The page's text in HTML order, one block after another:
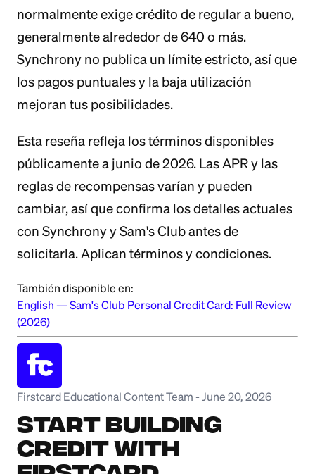
normalmente exige crédito de regular a bueno,
generalmente alrededor de 640 o más.
Synchrony no publica un límite estricto, así que
los pagos puntuales y la baja utilización
mejoran tus posibilidades.
Esta reseña refleja los términos disponibles
públicamente a junio de 2026. Las APR y las
reglas de recompensas varían y pueden
cambiar, así que confirma los detalles actuales
con Synchrony y Sam's Club antes de
solicitarla. Aplican términos y condiciones.
También disponible en:
English —Sam's Club Personal Credit Card: Full Review
(2026)
Firstcard Educational Content Team -June 20, 2026
Start Building
Credit with